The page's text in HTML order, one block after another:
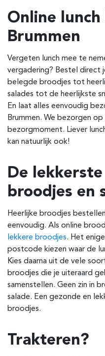
Online
Brummen
Vergeten lunch mee te
vergadering? Bestel direct
belegde broodjes tot
salades tot de heerlijkste
En laat alles eenvoudig
Brummen. We bezorgen
bezorgmoment. Liever
kan natuurlijk ook!
De
broodjes en
Heerlijke broodjes
eenvoudig. Als online
lekkere broodjes. Het
postcode kiezen waar de
Kies daarna uit de vele
broodjes die je uiteraard
samenstellen. Geen zin in
salade. Een gezonde en
broodjes.
Trakteren?